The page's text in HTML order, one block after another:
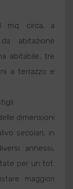
mq. circa, a
abitazione
abitabile, tre
a terrazzo e
dimensioni
secolari, in
annessi,
per un tot.
maggiori